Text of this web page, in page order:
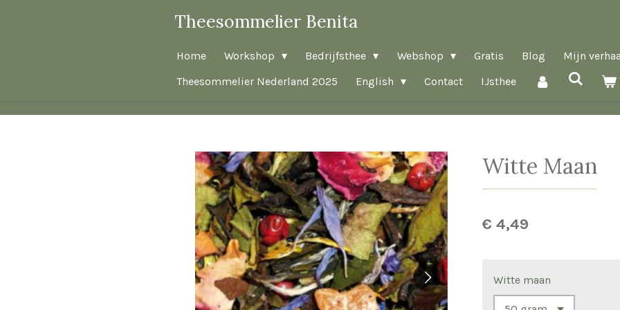
Theesommelier Benita
Home Workshop Bedrijfsthee Webshop Gratis Blog
Mijn
Theesommelier Nederland 2025
English Contact IJsthee
Witte Maan
€ 4,49
Witte maan